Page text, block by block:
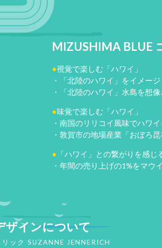
MIZUSHIMA BLUE
●視覚で楽しむ「ハワイ」
・「北陸のハワイ」をイメー
・「北陸のハワイ」水島を想
●味覚で楽しむ「ハワイ」
・南国のリリコイ風味でハワ
・敦賀市の地場産業「おぼろ
● 「ハワイ」との繋がりを感じ
・年間の売り上げの1%をマウ
ザインについて
ック SUZANNE JENNERICH